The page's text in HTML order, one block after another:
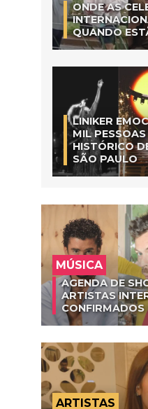
ONDE AS
QUANDO
LINIKER
MIL
HISTÓRICO
SÃO PAULO
MÚSICA
AGENDA DE
ARTISTAS
CONFIRMADOS
ARTISTAS